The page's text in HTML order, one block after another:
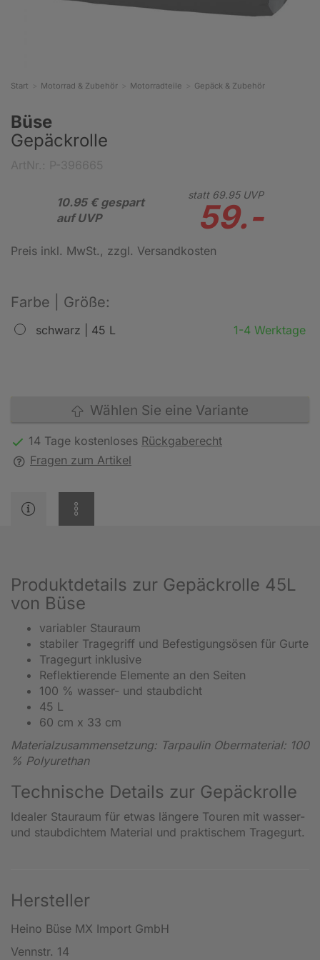
Start Motorrad & Zubehör Motorradteile Gepäck & Zubehör
Büse
Gepäckrolle
10.95 € gespart
auf UVP
statt 69.95UVP
59.-
Preis inkl. MwSt., zzgl. Versandkosten
Farbe | Größe:
schwarz | 45 L 1-4 Werktage
Wählen Sie eine Variante
14 Tage kostenloses Rückgaberecht
Fragen zum Artikel
Produktdetails zur Gepäckrolle 45L
von Büse
variabler Stauraum
stabiler Tragegriff und Befestigungsösen für Gurte
Tragegurt inklusive
Reflektierende Elemente an den Seiten
100 % wasser- und staubdicht
45 L
60 cm x 33 cm
Materialzusammensetzung: Tarpaulin Obermaterial: 100
% Polyurethan
Technische Details zur Gepäckrolle
Idealer Stauraum für etwas längere Touren mit wasser-
und staubdichtem Material und praktischem Tragegurt.
Hersteller
Heino Büse MX Import GmbH
Vennstr. 14